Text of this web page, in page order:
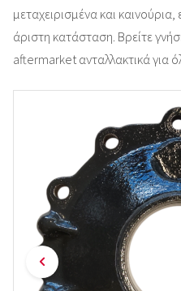
μεταχειρισμένα και
άριστη κατάσταση. Βρείτε
aftermarket ανταλλακτικά για